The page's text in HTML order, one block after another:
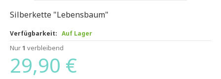
Silberkette "Lebensbaum"
Verfügbarkeit: Auf Lager
Nur1 verbleibend
29,90 €